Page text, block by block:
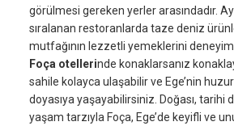
görülmesi gereken yerler arasındadır.
sıralanan restoranlarda taze deniz
mutfağının lezzetli yemeklerini
Foça otellerinde konaklarsanız
sahile kolayca ulaşabilir ve Ege’nin
doyasıya yaşayabilirsiniz. Doğası, tarihi
yaşam tarzıyla Foça, Ege’de keyifli ve